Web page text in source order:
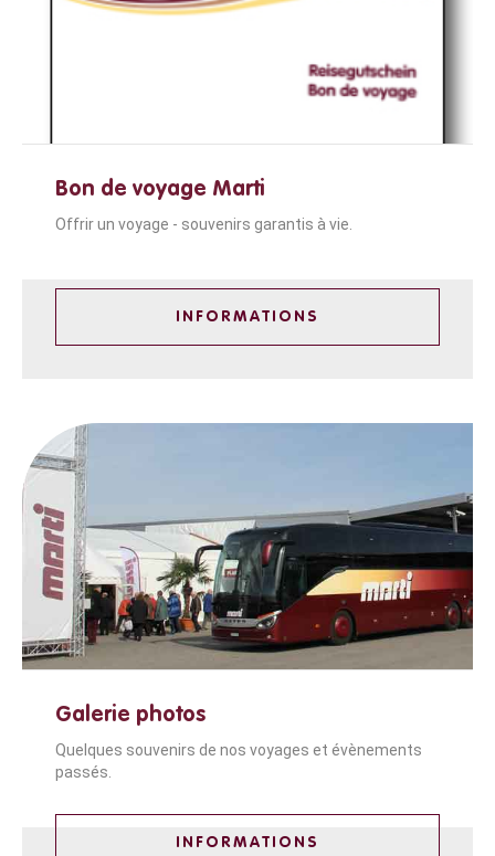
Bon de voyage Marti
Offrir un voyage - souvenirs garantis à vie.
INFORMATIONS
Galerie photos
Quelques souvenirs de nos voyages et évènements
passés.
INFORMATIONS